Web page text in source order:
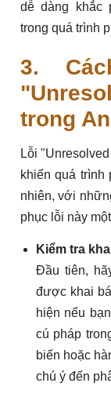
dễ dàng khắc
trong quá trình
3.
trong
Lỗi
khiến quá trình
nhiên, với
phục lỗi này
Kiểm tra
Đầu tiên,
được khai
hiện nếu
cú pháp
biến hoặc
chú ý đến